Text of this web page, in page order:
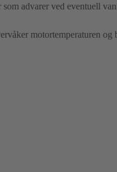
advarer ved eventuell
motortemperaturen og